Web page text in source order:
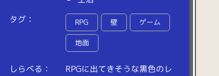
タグ：
RPG 壁 ゲーム
地面
しらべる： RPGに出てきそうな黒色の レ